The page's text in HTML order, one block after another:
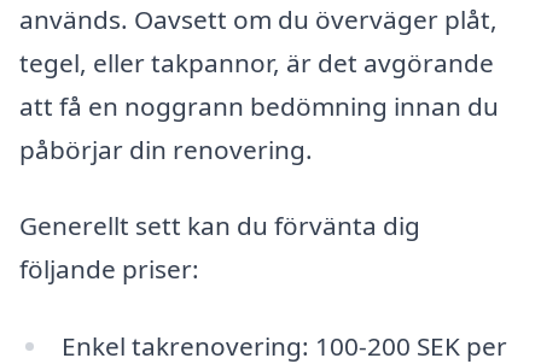
används. Oavsett om du överväger plåt,
tegel, eller takpannor, är det avgörande
att få en noggrann bedömning innan du
påbörjar din renovering.
Generellt sett kan du förvänta dig
följande priser:
Enkel takrenovering: 100-200 SEK per